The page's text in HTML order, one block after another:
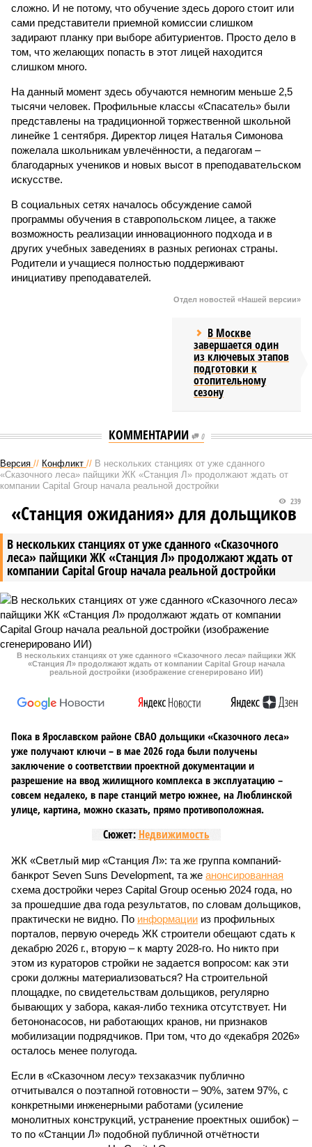
сложно. И не потому, что обучение здесь дорого стоит или
сами представители приемной комиссии слишком
задирают планку при выборе абитуриентов. Просто дело в
том, что желающих попасть в этот лицей находится
слишком много.
На данный момент здесь обучаются немногим меньше 2,5
тысячи человек. Профильные классы «Спасатель» были
представлены на традиционной торжественной школьной
линейке 1 сентября. Директор лицея Наталья Симонова
пожелала школьникам увлечённости, а педагогам –
благодарных учеников и новых высот в преподавательском
искусстве.
В социальных сетях началось обсуждение самой
программы обучения в ставропольском лицее, а также
возможность реализации инновационного подхода и в
других учебных заведениях в разных регионах страны.
Родители и учащиеся полностью поддерживают
инициативу преподавателей.
Отдел новостей «Нашей версии»
В Москве
завершается один
из ключевых этапов
подготовки к
отопительному
сезону
КОММЕНТАРИИ 0
Версия // Конфликт // В нескольких станциях от уже сданного
«Сказочного леса» пайщики ЖК «Станция Л» продолжают ждать от
компании Capital Group начала реальной достройки
В нескольких станциях от уже сданного «Сказочного
леса» пайщики ЖК «Станция Л» продолжают ждать от
компании Capital Group начала реальной достройки
239
«Станция ожидания» для дольщиков
В нескольких станциях от уже сданного «Сказочного леса» пайщики ЖК
«Станция Л» продолжают ждать от компании Capital Group начала
реальной достройки (изображение сгенерировано ИИ)
Пока в Ярославском районе СВАО дольщики «Сказочного леса»
уже получают ключи – в мае 2026 года были получены
заключение о соответствии проектной документации и
разрешение на ввод жилищного комплекса в эксплуатацию –
совсем недалеко, в паре станций метро южнее, на Люблинской
улице, картина, можно сказать, прямо противоположная.
Сюжет: Недвижимость
ЖК «Светлый мир «Станция Л»: та же группа компаний-
банкрот Seven Suns Development, та же анонсированная
схема достройки через Capital Group осенью 2024 года, но
за прошедшие два года результатов, по словам дольщиков,
практически не видно. По информации из профильных
порталов, первую очередь ЖК строители обещают сдать к
декабрю 2026 г., вторую – к марту 2028-го. Но никто при
этом из кураторов стройки не задается вопросом: как эти
сроки должны материализоваться? На строительной
площадке, по свидетельствам дольщиков, регулярно
бывающих у забора, какая-либо техника отсутствует. Ни
бетононасосов, ни работающих кранов, ни признаков
мобилизации подрядчиков. При том, что до «декабря 2026»
осталось менее полугода.
Если в «Сказочном лесу» техзаказчик публично
отчитывался о поэтапной готовности – 90%, затем 97%, с
конкретными инженерными работами (усиление
монолитных конструкций, устранение проектных ошибок) –
то по «Станции Л» подобной публичной отчётности